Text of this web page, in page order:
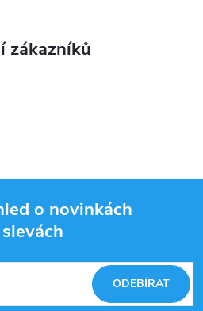
zákazníků
o novinkách
ODEBÍRAT